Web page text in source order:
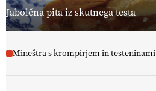
Jabolčna pita iz skutnega testa
Mineštra s krompirjem in testeninami